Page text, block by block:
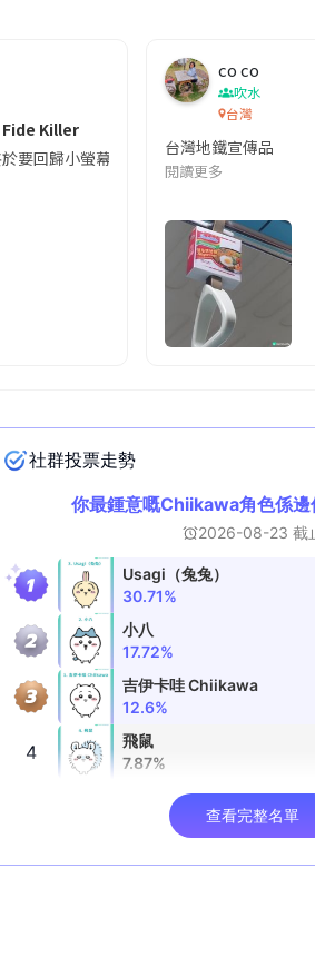
Fide Killer
要回歸小螢幕啦!這次的劇本改編自同名
co co
吹水
台灣
台灣地鐵宣傳品
閱讀更多